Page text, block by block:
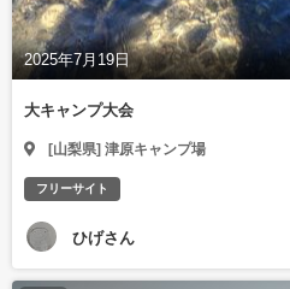
2025年7月19日
大キャンプ大会
[山梨県] 津原キャンプ場
フリーサイト
ひげさん